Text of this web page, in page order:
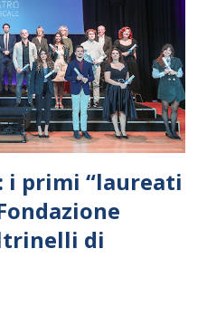
in totale sicurezza,
e distanziamento di
che proseguirà nel bar del
che, solo per la notte di
alle 24.00 propon...
i primi “laureati
di